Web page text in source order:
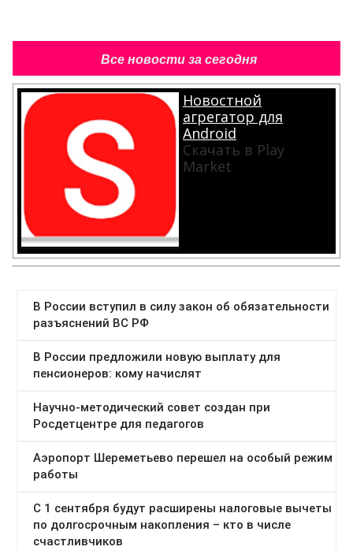
Все новости за сегодня
Новостной
агрегатор для
Android
Скачать в Play
Market